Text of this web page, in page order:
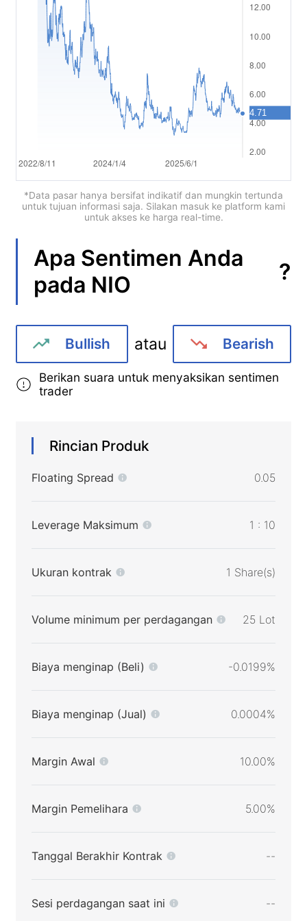
简体中文
Tiếng việt
Bahasa Indonesia
*Data pasar hanya bersifat indikatif dan mungkin tertunda
untuk tujuan informasi saja. Silakan masuk ke platform kami
untuk akses ke harga real-time.
Apa Sentimen Anda
pada NIO ?
Bullish atau Bearish
Berikan suara untuk menyaksikan sentimen
trader
Rincian Produk
Floating Spread 0.05
Leverage Maksimum 1 : 10
Ukuran kontrak 1 Share(s)
Volume minimum per perdagangan 25 Lot
Biaya menginap (Beli) -0.0199%
Biaya menginap (Jual) 0.0004%
Margin Awal 10.00%
Margin Pemelihara 5.00%
Tanggal Berakhir Kontrak --
Sesi perdagangan saat ini --